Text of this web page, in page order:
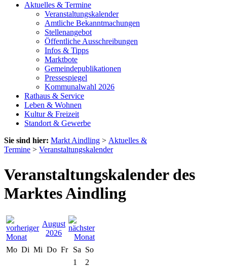
Aktuelles & Termine
Veranstaltungskalender
Amtliche Bekanntmachungen
Stellenangebot
Öffentliche Ausschreibungen
Infos & Tipps
Marktbote
Gemeindepublikationen
Pressespiegel
Kommunalwahl 2026
Rathaus & Service
Leben & Wohnen
Kultur & Freizeit
Standort & Gewerbe
Sie sind hier: Markt Aindling > Aktuelles &
Termine > Veranstaltungskalender
Veranstaltungskalender des
Marktes Aindling
August
2026
Mo Di Mi Do Fr Sa So
1
2